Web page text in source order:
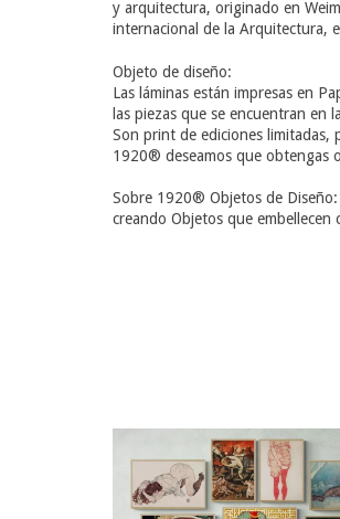
y arquitectura, originado en
internacional de la Arquitectura,
Objeto de diseño:
Las láminas están impresas en
las piezas que se encuentran en
Son print de ediciones limitadas,
1920® deseamos que obtengas
Sobre 1920® Objetos de Diseño:
creando Objetos que